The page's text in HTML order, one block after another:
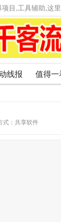
目,工具辅助,这里
线报 值得一
：共享软件